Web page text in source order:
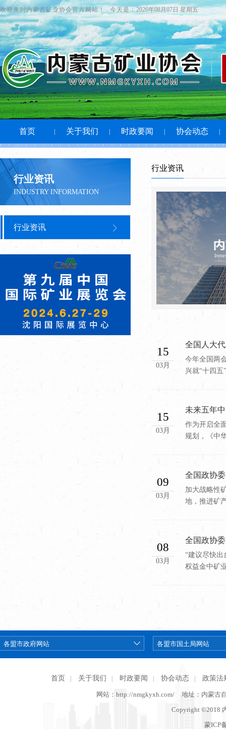
欢迎来到内蒙古矿业协会官方网站！ 今天是：2026年08月07日 星期五
首页 关于我们 时政要闻 协会动态
行业资讯
INDUSTRY INFORMATION
行业资讯
行业资讯
15
03月
全国人大
今年全国两
兴就“十四
15
03月
未来五年
作为开启全
规划，《中
09
03月
全国政协
加大战略性
地，推进矿
08
03月
全国政协
“建议尽快
权益金中矿
首页 关于我们 时政要闻 协会动态 政策法
网站：http://nmgkyxh.com/
地址：内蒙古
Copyright ©2018
蒙ICP